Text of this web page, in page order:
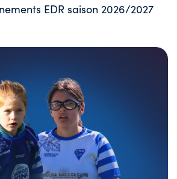
EDR saison 2026/2027